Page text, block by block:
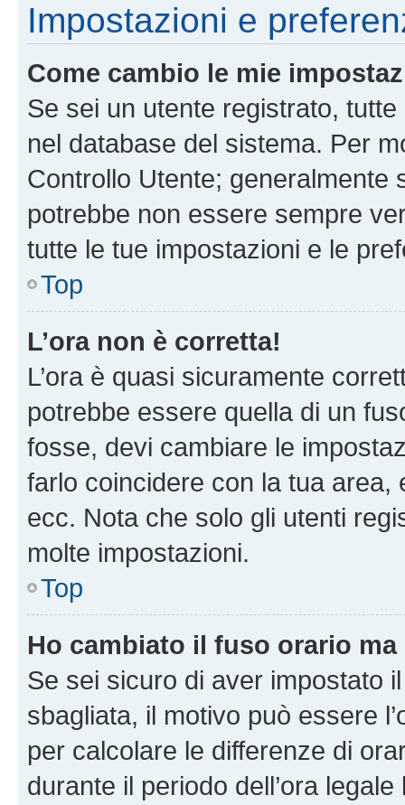
Impostazioni e
Come cambio le mie
Se sei un utente registrato,
nel database del sistema. Per
Controllo Utente; generalmente
potrebbe non essere sempre
tutte le tue impostazioni e le
Top
L’ora non è corretta!
L’ora è quasi sicuramente
potrebbe essere quella di un
fosse, devi cambiare le
farlo coincidere con la tua area,
ecc. Nota che solo gli utenti
molte impostazioni.
Top
Ho cambiato il fuso orario ma
Se sei sicuro di aver impostato
sbagliata, il motivo può essere
per calcolare le differenze di
durante il periodo dell’ora